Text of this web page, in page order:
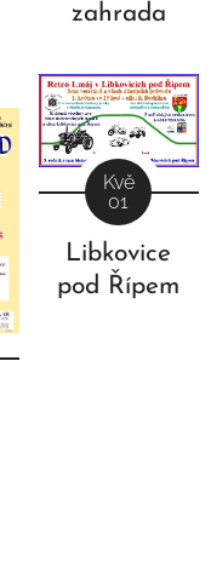
zahrada
Kvě
01
Libkovice
pod Řípem